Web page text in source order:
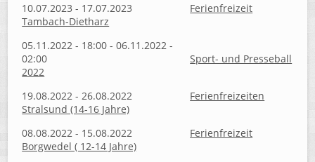
10.07.2023 - 17.07.2023
Ferienfreizeit
Tambach-Dietharz
05.11.2022 - 18:00 - 06.11.2022 -
02:00
Sport- und Presseball
2022
19.08.2022 - 26.08.2022
Ferienfreizeiten
Stralsund (14-16 Jahre)
08.08.2022 - 15.08.2022
Ferienfreizeit
Borgwedel ( 12-14 Jahre)